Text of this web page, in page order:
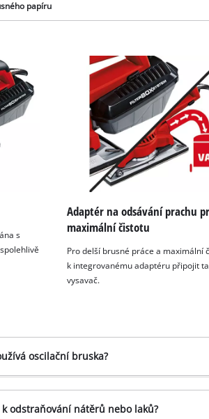
K
This
to
visitor.
the site
to
papíru
s
Adaptér na odsávání prachu
maximální čistotu
Pro delší brusné práce a maximální
k integrovanému adaptéru připojit
vysavač.
oscilační bruska?
odstraňování nátěrů nebo laků?